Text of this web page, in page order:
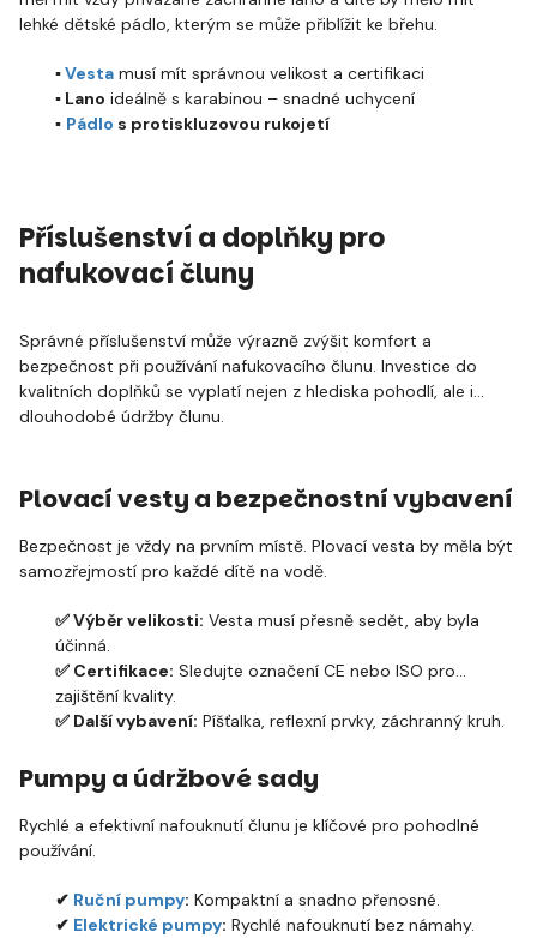
lehké dětské pádlo, kterým se může přiblížit ke břehu.
▪️Vesta musí mít správnou velikost a certifikaci
▪️ Lano ideálně s karabinou – snadné uchycení
▪️ Pádlo s protiskluzovou rukojetí
Příslušenství a doplňky pro
nafukovací čluny
Správné příslušenství může výrazně zvýšit komfort a
bezpečnost při používání nafukovacího člunu. Investice do
kvalitních doplňků se vyplatí nejen z hlediska pohodlí, ale i
dlouhodobé údržby člunu.
Plovací vesty a bezpečnostní vybavení
Bezpečnost je vždy na prvním místě. Plovací vesta by měla být
samozřejmostí pro každé dítě na vodě.
✅ Výběr velikosti: Vesta musí přesně sedět, aby byla
účinná.
✅ Certifikace: Sledujte označení CE nebo ISO pro
zajištění kvality.
✅ Další vybavení: Píšťalka, reflexní prvky, záchranný kruh.
Pumpy a údržbové sady
Rychlé a efektivní nafouknutí člunu je klíčové pro pohodlné
používání.
✔ Ruční pumpy: Kompaktní a snadno přenosné.
✔ Elektrické pumpy: Rychlé nafouknutí bez námahy.